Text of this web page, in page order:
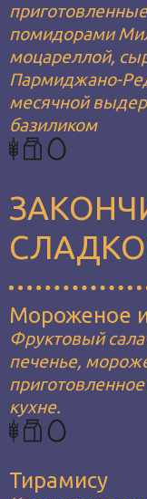
помидорами
моцареллой,
Пармиджано-
месячной
базиликом
Мороженое
Фруктовый
печенье,
кухне.
Тирамису